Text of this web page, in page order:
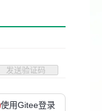
发送验证码
使用Gitee登录